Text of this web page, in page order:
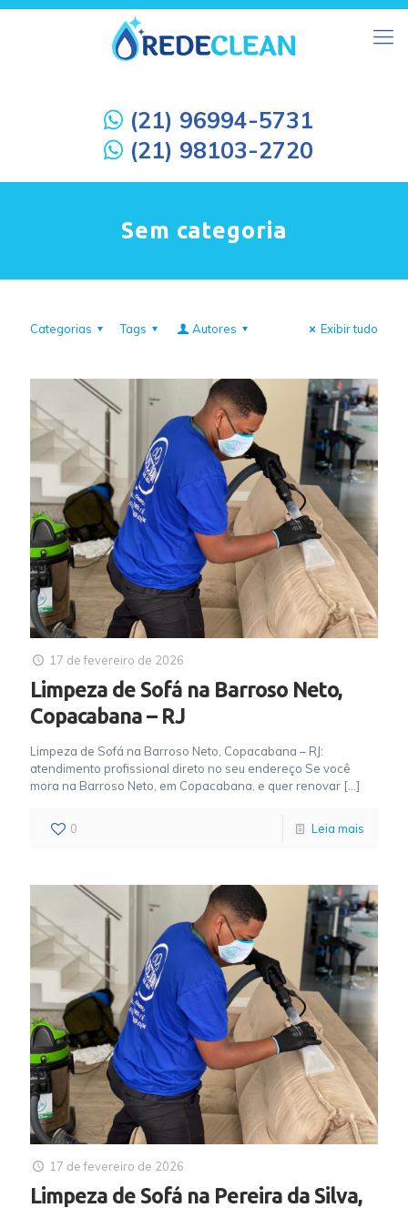
(21) 96994-5731
(21) 98103-2720
Sem categoria
Categorias Tags Autores Exibir tudo
17 de fevereiro de 2026
Limpeza de Sofá na Barroso Neto,
Copacabana – RJ
Limpeza de Sofá na Barroso Neto, Copacabana – RJ:
atendimento profissional direto no seu endereço Se você
mora na Barroso Neto, em Copacabana, e quer renovar […]
0 Leia mais
17 de fevereiro de 2026
Limpeza de Sofá na Pereira da Silva,